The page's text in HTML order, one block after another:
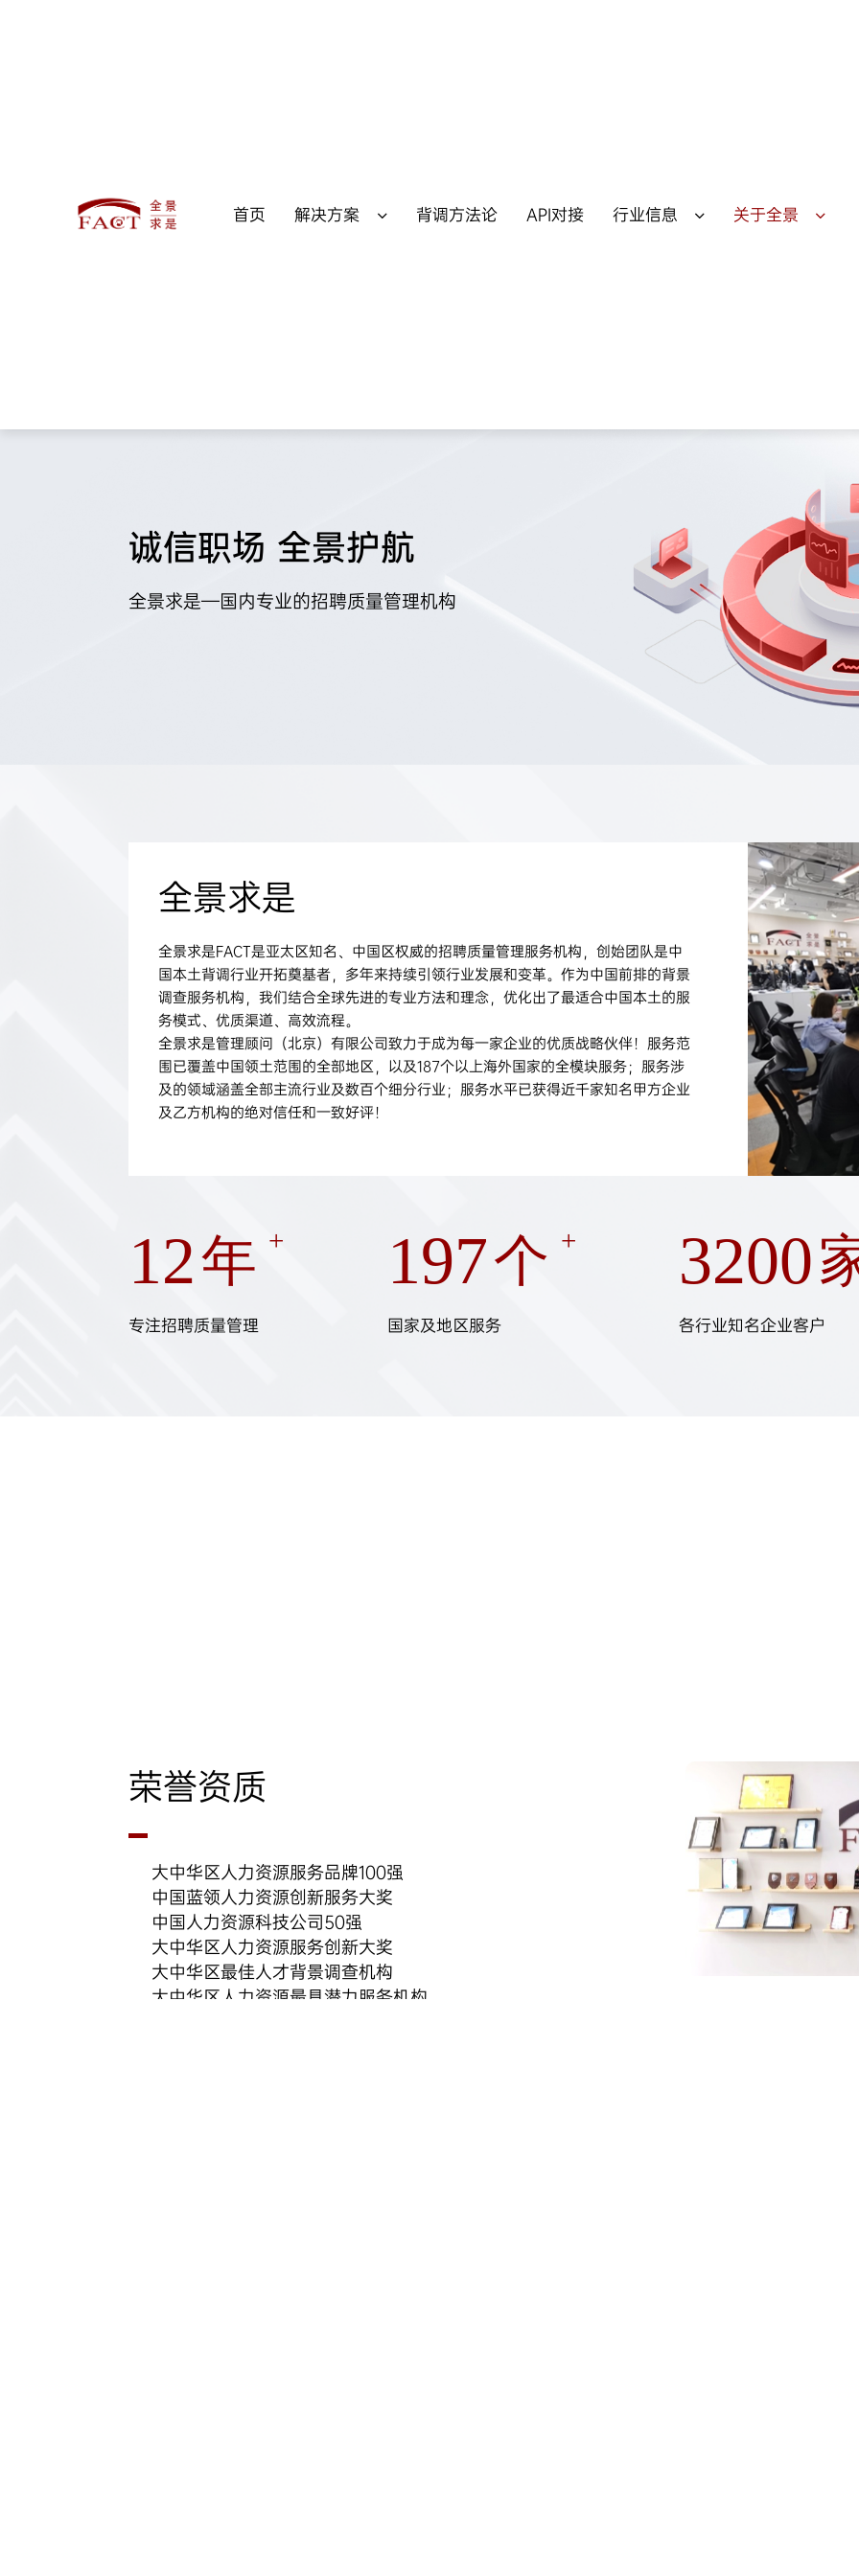
首页 解决方案
细分行业专属解决方案 招聘风险管理SaaS
风控模型体系
背调方法论 API对接 行业信息 关于全景
诚信职场 全景护航
全景求是—国内专业的招聘质量管理机构
全景求是
全景求是FACT是亚太区知名、中国区权威的招聘质量管理服务机构，创始团队是中
国本土背调行业开拓奠基者，多年来持续引领行业发展和变革。作为中国前排的背景
调查服务机构，我们结合全球先进的专业方法和理念，优化出了最适合中国本土的服
务模式、优质渠道、高效流程。
全景求是管理顾问（北京）有限公司致力于成为每一家企业的优质战略伙伴！服务范
围已覆盖中国领土范围的全部地区，以及187个以上海外国家的全模块服务；服务涉
及的领域涵盖全部主流行业及数百个细分行业；服务水平已获得近千家知名甲方企业
及乙方机构的绝对信任和一致好评！
12年 +
专注招聘质量管理
197个 +
国家及地区服务
3200
各行业知名企业客户
荣誉资质
大中华区人力资源服务品牌100强
中国蓝领人力资源创新服务大奖
中国人力资源科技公司50强
大中华区人力资源服务创新大奖
大中华区最佳人才背景调查机构
大中华区人力资源最具潜力服务机构